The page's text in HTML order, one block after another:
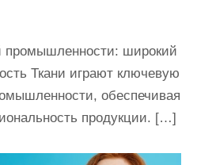
промышленности: широкий
Ткани играют ключевую
обеспечивая
продукции. […]